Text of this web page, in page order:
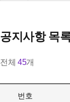
공지사항목
전체 45개
번호